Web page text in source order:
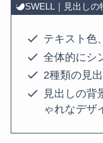
SWELL｜見出しの
テキスト色
全体的にシ
2種類の見
見出しの背
ゃれなデザ